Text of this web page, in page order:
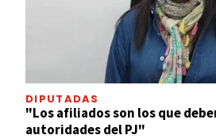
DIPUTADAS
"Los afiliados son los que
autoridades del PJ"